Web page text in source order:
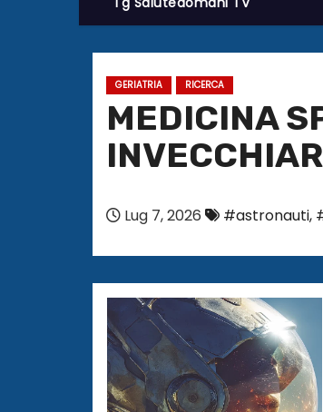
GERIATRIA RICERCA
MEDICINA
Lug 7, 2026 #astronauti,